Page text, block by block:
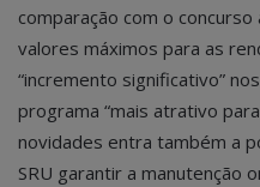
comparação com o
valores máximos para as
“incremento significativo”
programa “mais atrativo
novidades entra também a
SRU garantir a manutenção